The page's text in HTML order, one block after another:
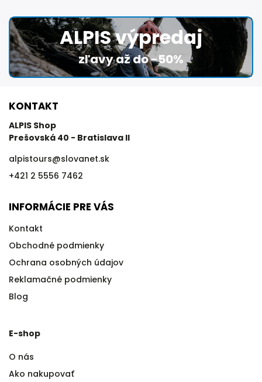
zľavy až do -50%
ALPIS výpredaj
KONTAKT
ALPIS Shop
Prešovská 40 - Bratislava II
alpistours@slovanet.sk
+421 2 5556 7462
INFORMÁCIE PRE VÁS
Kontakt
Obchodné podmienky
Ochrana osobných údajov
Reklamačné podmienky
Blog
E-shop
O nás
Ako nakupovať